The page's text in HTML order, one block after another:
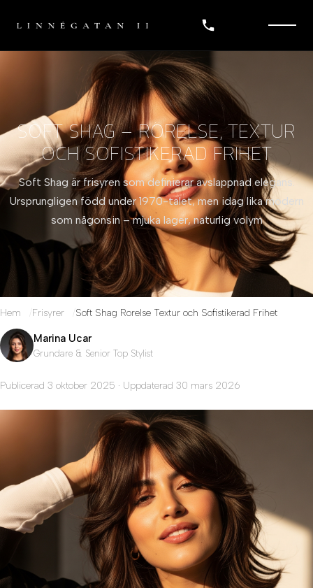
SOFT SHAG – RÖRELSE, TEXTUR
OCH SOFISTIKERAD FRIHET
Soft Shag är frisyren som definierar avslappnad elegans.
Ursprungligen född under 1970-talet, men idag lika modern
som någonsin – mjuka lager, naturlig volym
Hem Frisyrer Soft Shag Rorelse Textur och Sofistikerad Frihet
Marina Ucar
Grundare & Senior Top Stylist
Publicerad 3 oktober 2025 · Uppdaterad 30 mars 2026